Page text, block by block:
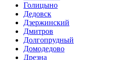
Голицыно
Дедовск
Дзержинский
Дмитров
Долгопрудный
Домодедово
Дрезна